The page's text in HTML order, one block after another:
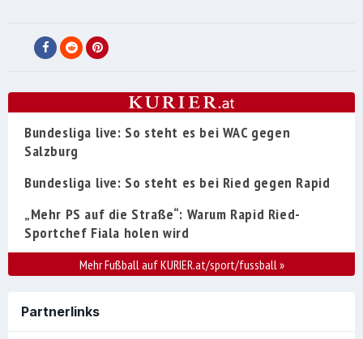
Bundesliga live: So steht es bei WAC gegen
Salzburg
Bundesliga live: So steht es bei Ried gegen Rapid
„Mehr PS auf die Straße“: Warum Rapid Ried-
Sportchef Fiala holen wird
Mehr Fußball auf KURIER.at/sport/fussball»
Partnerlinks